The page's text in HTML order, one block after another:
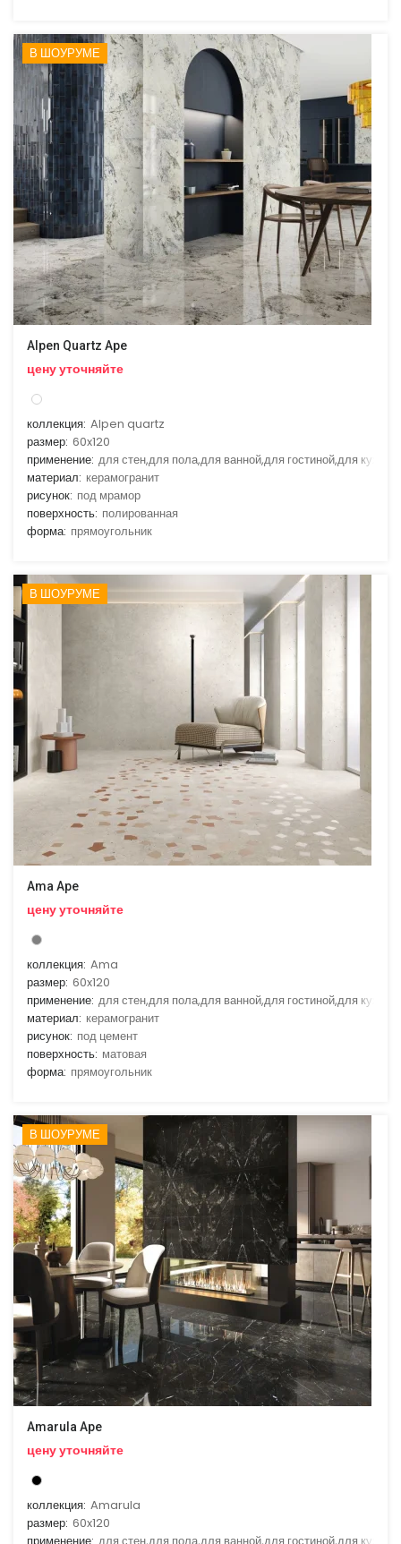
В ШОУРУМЕ
Alpen Quartz Ape
цену уточняйте
коллекция: Alpen quartz
размер: 60x120
применение: для стен,для пола,для ванной,для гостиной,для кухни
материал: керамогранит
рисунок: под мрамор
поверхность: полированная
форма: прямоугольник
В ШОУРУМЕ
Ama Ape
цену уточняйте
коллекция: Ama
размер: 60x120
применение: для стен,для пола,для ванной,для гостиной,для кухни
материал: керамогранит
рисунок: под цемент
поверхность: матовая
форма: прямоугольник
В ШОУРУМЕ
Amarula Ape
цену уточняйте
коллекция: Amarula
размер: 60x120